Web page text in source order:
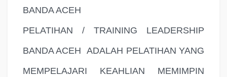
BANDA ACEH
PELATIHAN / TRAINING LEADERSHIP
BANDA ACEH
ADALAH PELATIHAN YANG
MEMPELAJARI KEAHLIAN MEMIMPIN